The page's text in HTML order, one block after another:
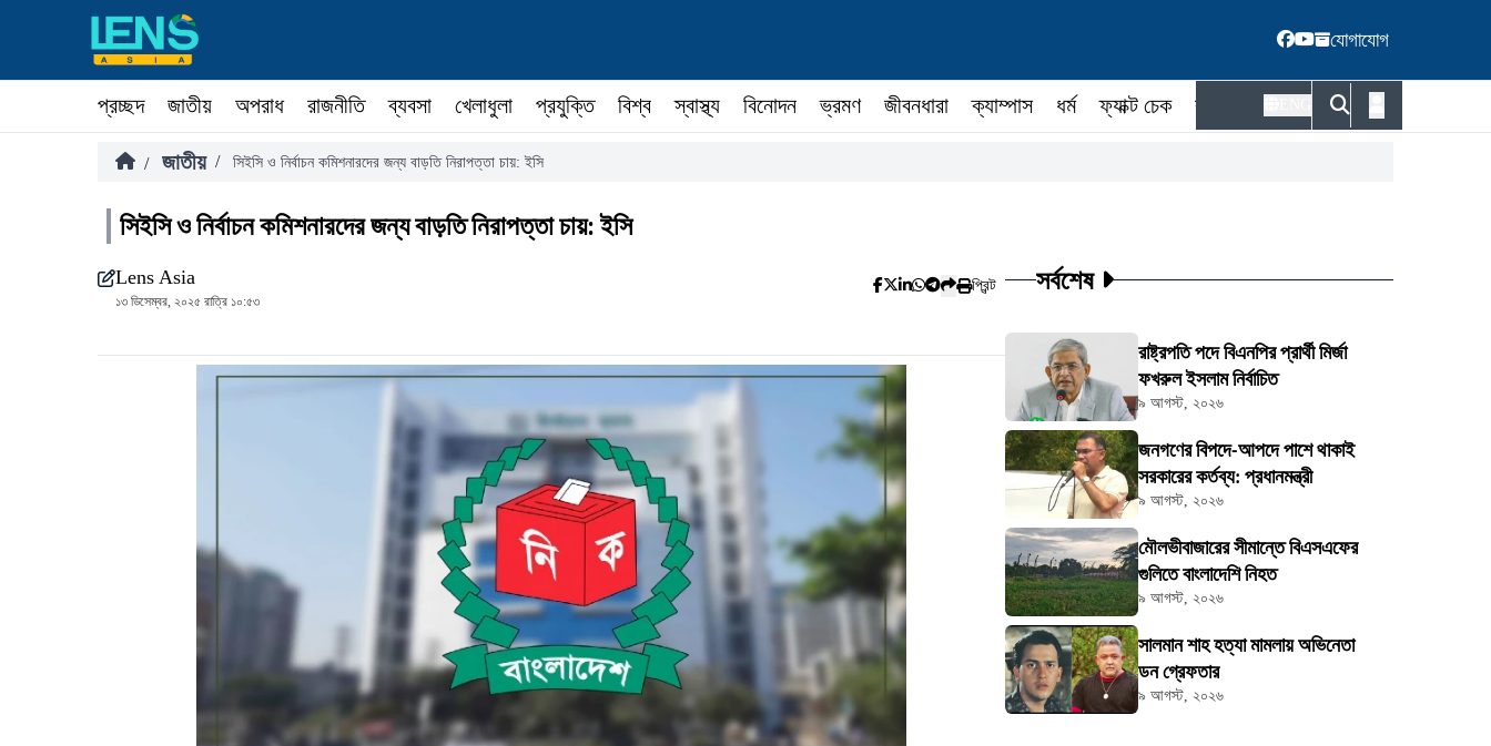
যোগাযোগ
প্রচ্ছদ জাতীয় অপরাধ রাজনীতি ব্যবসা খেলাধুলা প্রযুক্তি বিশ্ব স্বাস্থ্য বিনোদন ভ্রমণ জীবনধারা ক্যাম্পাস ধর্ম ফ্যাক্ট চেক কর্মকর্তা
/ জাতীয় / সিইসি ও নির্বাচন কমিশনারদের জন্য বাড়তি নিরাপত্তা চায়: ইসি
সিইসি ও নির্বাচন কমিশনারদের জন্য বাড়তি নিরাপত্তা চায়: ইসি
Lens Asia
১৩ ডিসেম্বর, ২০২৫ রাত্রি ১০:৫৩
প্রিন্ট সর্বশেষ
রাষ্ট্রপতি পদে বিএনপির প্রার্থী মির্জা
ফখরুল ইসলাম নির্বাচিত
৯ আগস্ট, ২০২৬
জনগণের বিপদে-আপদে পাশে থাকাই
সরকারের কর্তব্য: প্রধানমন্ত্রী
৯ আগস্ট, ২০২৬
মৌলভীবাজারের সীমান্তে বিএসএফের
গুলিতে বাংলাদেশি নিহত
৯ আগস্ট, ২০২৬
সালমান শাহ হত্যা মামলায় অভিনেতা
ডন গ্রেফতার
৯ আগস্ট, ২০২৬